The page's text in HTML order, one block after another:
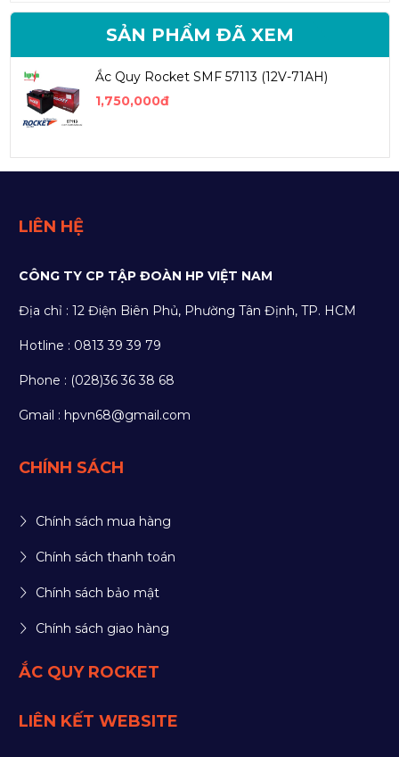
SẢN PHẨM ĐÃ XEM
Ắc Quy Rocket SMF 57113 (12V-71AH)
1,750,000đ
LIÊN HỆ
CÔNG TY CP TẬP ĐOÀN HP VIỆT NAM
Địa chỉ : 12 Điện Biên Phủ, Phường Tân Định, TP. HCM
Hotline : 0813 39 39 79
Phone : (028)36 36 38 68
Gmail : hpvn68@gmail.com
CHÍNH SÁCH
Chính sách mua hàng
Chính sách thanh toán
Chính sách bảo mật
Chính sách giao hàng
ẮC QUY ROCKET
LIÊN KẾT WEBSITE